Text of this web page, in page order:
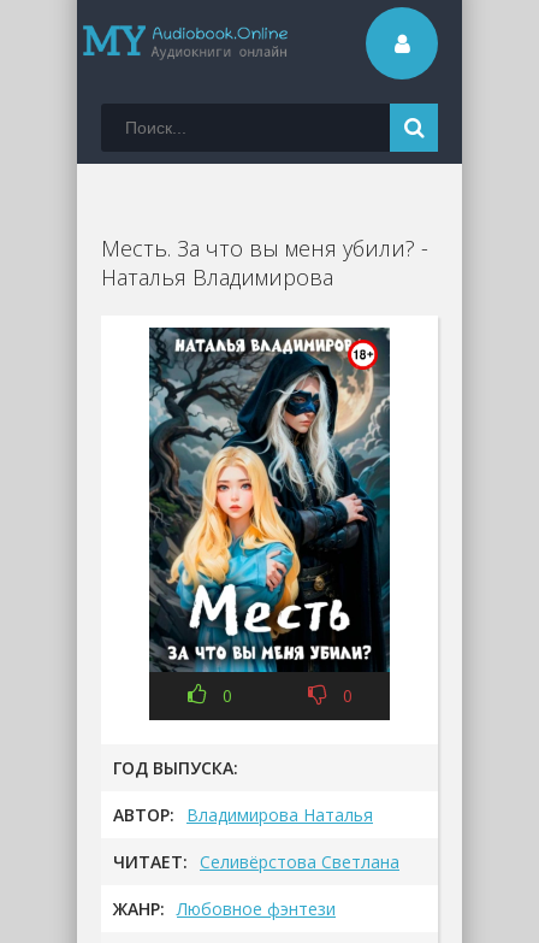
Месть. За что вы меня убили? -
Наталья Владимирова
0 0
ГОД ВЫПУСКА:
АВТОР: Владимирова Наталья
ЧИТАЕТ: Селивёрстова Светлана
ЖАНР: Любовное фэнтези